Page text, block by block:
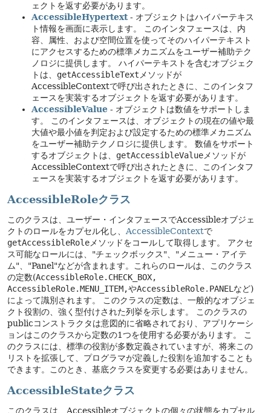
ェクトを返す必要があります。
AccessibleHypertext- オブジェクトはハイパーテキス
ト情報を画面に表示します。
このインタフェースは、内
容、属性、および空間位置を使ってそのハイパーテキスト
にアクセスするための標準メカニズムをユーザー補助テク
ノロジに提供します。
ハイパーテキストを含むオブジェク
トは、 getAccessibleText メソッドが
AccessibleContextで呼び出されたときに、このインタフ
ェースを実装するオブジェクトを返す必要があります。
AccessibleValue - オブジェクトは数値をサポートしま
す。
このインタフェースは、オブジェクトの現在の値や最
大値や最小値を判定および設定するための標準メカニズム
をユーザー補助テクノロジに提供します。
数値をサポート
するオブジェクトは、 getAccessibleValue メソッドが
AccessibleContextで呼び出されたときに、このインタフ
ェースを実装するオブジェクトを返す必要があります。
AccessibleRoleクラス
このクラスは、ユーザー・インタフェースでAccessibleオブジェ
クトのロールをカプセル化し、 AccessibleContextで
getAccessibleRole メソッドをコールして取得します。
アクセ
ス可能なロールには、"チェックボックス"、"メニュー・アイテ
ム"、"Panel"などが含まれます。これらのロールは、このクラス
の定数(AccessibleRole.CHECK_BOX,
AccessibleRole.MENU_ITEM,やAccessibleRole.PANEL など)
によって識別されます。
このクラスの定数は、一般的なオブジェ
クト役割の、強く型付けされた列挙を示します。
このクラスの
publicコンストラクタは意図的に省略されており、アプリケーシ
ョンはこのクラスから定数の1つを使用する必要があります。
こ
のクラスには、標準の役割が多数定義されていますが、将来この
リストを拡張して、プログラマが定義した役割を追加することも
できます。このとき、基底クラスを変更する必要はありません。
AccessibleStateクラス
このクラスは、Accessibleオブジェクトの個々の状態をカプセル